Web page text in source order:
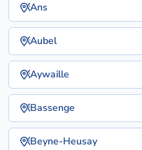
Ans
Aubel
Aywaille
Bassenge
Beyne-Heusay